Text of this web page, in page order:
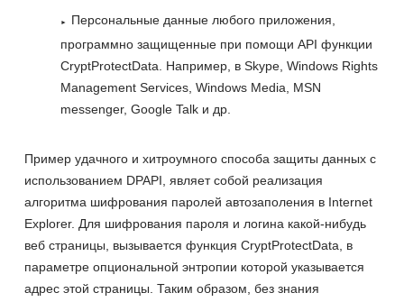
Персональные данные любого приложения,
программно защищенные при помощи API функции
CryptProtectData. Например, в Skype, Windows Rights
Management Services, Windows Media, MSN
messenger, Google Talk и др.
Пример удачного и хитроумного способа защиты данных с
использованием DPAPI, являет собой реализация
алгоритма шифрования паролей автозаполения в Internet
Explorer. Для шифрования пароля и логина какой-нибудь
веб страницы, вызывается функция CryptProtectData, в
параметре опциональной энтропии которой указывается
адрес этой страницы. Таким образом, без знания